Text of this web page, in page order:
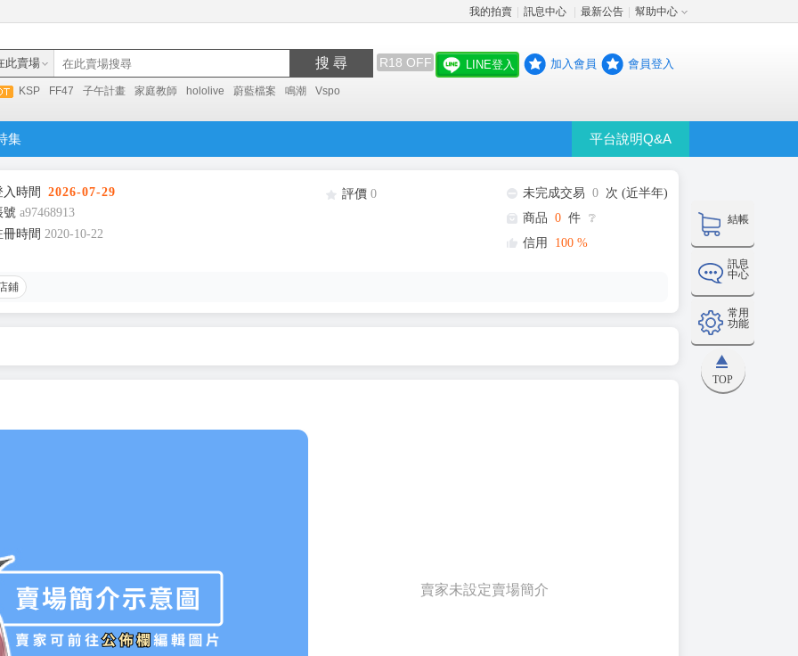
我的拍賣 訊息中心 最新公告 幫助中心
此賣場 搜 尋 R18 OFF
KSP FF47 子午計畫 家庭教師 hololive 蔚藍檔案 鳴潮 Vspo
LINE登入 加入會員 會員登入
集 平台說明Q&A
結帳
訊息
中心
常用
功能
TOP
時間
2026-07-29
號 a97468913
時間 2020-10-22
評價 0 未完成交易 0 次 (近半年)
商品 0 件 ❔
信用
100 %
鋪
賣家未設定賣場簡介